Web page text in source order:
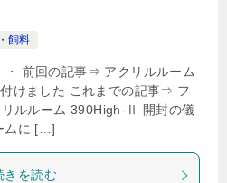
飼料
・ 前回の記事⇒ アクリルルーム
けました これまでの記事⇒ フ
ルルーム 390High-Ⅱ 開封の儀
ムに […]
きを読む